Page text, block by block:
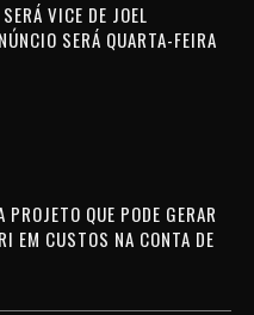
VICE DE JOEL
SERÁ QUARTA-FEIRA
PROJETO QUE PODE GERAR
EM CUSTOS NA CONTA DE